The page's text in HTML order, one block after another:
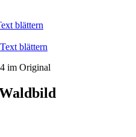
blättern
blättern
im Original